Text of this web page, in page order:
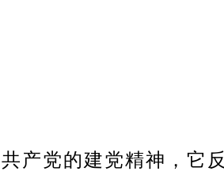
产党的建党精神，它反